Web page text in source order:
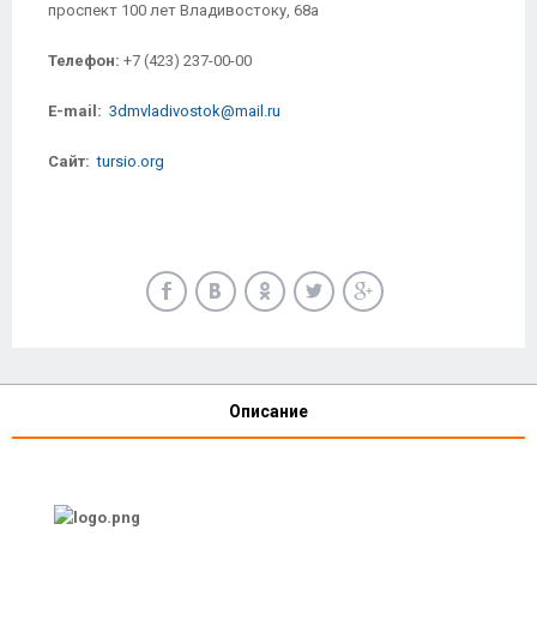
проспект 100 лет Владивостоку, 68а
Телефон: +7 (423) 237-00-00
E-mail: 3dmvladivostok@mail.ru
Сайт: tursio.org
Описание